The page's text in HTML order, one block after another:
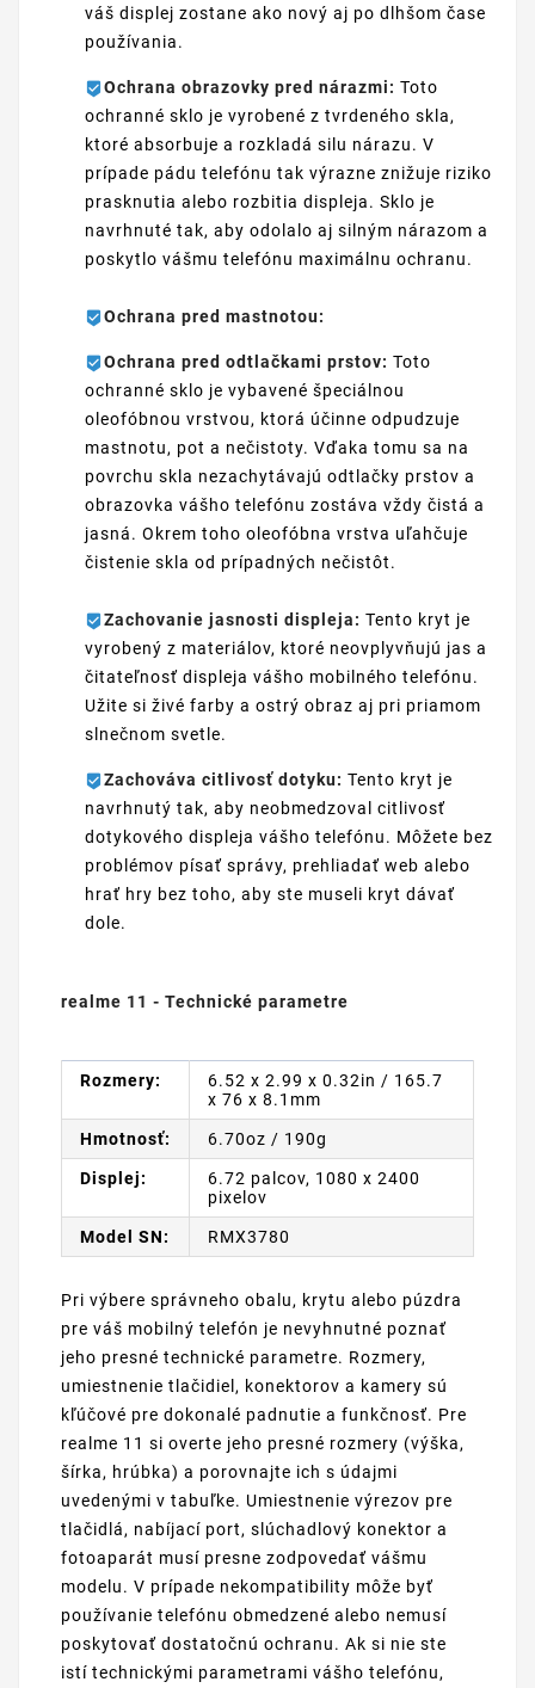
váš displej zostane ako nový aj po dlhšom čase
používania.
Ochrana obrazovky pred nárazmi: Toto
ochranné sklo je vyrobené z tvrdeného skla,
ktoré absorbuje a rozkladá silu nárazu. V
prípade pádu telefónu tak výrazne znižuje riziko
prasknutia alebo rozbitia displeja. Sklo je
navrhnuté tak, aby odolalo aj silným nárazom a
poskytlo vášmu telefónu maximálnu ochranu.
Ochrana pred mastnotou:
Ochrana pred odtlačkami prstov: Toto
ochranné sklo je vybavené špeciálnou
oleofóbnou vrstvou, ktorá účinne odpudzuje
mastnotu, pot a nečistoty. Vďaka tomu sa na
povrchu skla nezachytávajú odtlačky prstov a
obrazovka vášho telefónu zostáva vždy čistá a
jasná. Okrem toho oleofóbna vrstva uľahčuje
čistenie skla od prípadných nečistôt.
Zachovanie jasnosti displeja: Tento kryt je
vyrobený z materiálov, ktoré neovplyvňujú jas a
čitateľnosť displeja vášho mobilného telefónu.
Užite si živé farby a ostrý obraz aj pri priamom
slnečnom svetle.
Zachováva citlivosť dotyku: Tento kryt je
navrhnutý tak, aby neobmedzoval citlivosť
dotykového displeja vášho telefónu. Môžete bez
problémov písať správy, prehliadať web alebo
hrať hry bez toho, aby ste museli kryt dávať
dole.
realme 11 - Technické parametre
Rozmery:
6.52 x 2.99 x 0.32in / 165.7
x 76 x 8.1mm
Hmotnosť: 6.70oz / 190g
Displej:
6.72 palcov, 1080 x 2400
pixelov
Model SN: RMX3780
Pri výbere správneho obalu, krytu alebo púzdra
pre váš mobilný telefón je nevyhnutné poznať
jeho presné technické parametre. Rozmery,
umiestnenie tlačidiel, konektorov a kamery sú
kľúčové pre dokonalé padnutie a funkčnosť. Pre
realme 11 si overte jeho presné rozmery (výška,
šírka, hrúbka) a porovnajte ich s údajmi
uvedenými v tabuľke. Umiestnenie výrezov pre
tlačidlá, nabíjací port, slúchadlový konektor a
fotoaparát musí presne zodpovedať vášmu
modelu. V prípade nekompatibility môže byť
používanie telefónu obmedzené alebo nemusí
poskytovať dostatočnú ochranu. Ak si nie ste
istí technickými parametrami vášho telefónu,